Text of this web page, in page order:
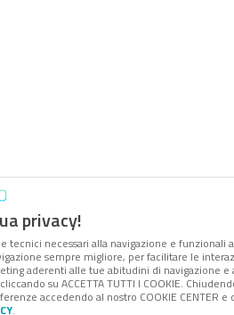
privacy!
tecnici necessari alla navigazione e funzionali
sempre migliore, per facilitare le
aderenti alle tue abitudini di navigazione e
su ACCETTA TUTTI I COOKIE.
accedendo al nostro COOKIE
.